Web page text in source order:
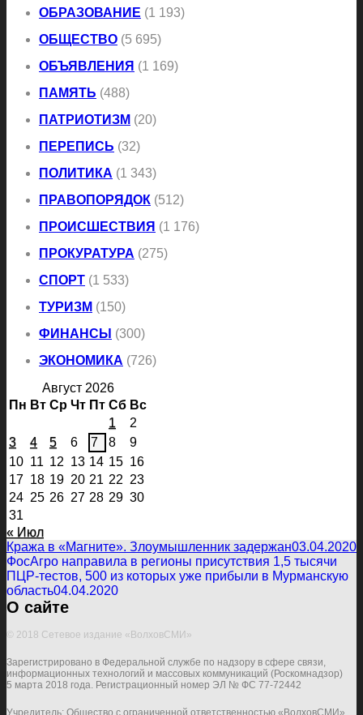
ОБРАЗОВАНИЕ (1 193)
ОБЩЕСТВО (5 695)
ОБЪЯВЛЕНИЯ (1 169)
ПАМЯТЬ (488)
ПАТРИОТИЗМ (20)
ПЕРЕПИСЬ (32)
ПОЛИТИКА (1 343)
ПРАВОПОРЯДОК (512)
ПРОИСШЕСТВИЯ (1 176)
ПРОКУРАТУРА (275)
СПОРТ (1 533)
ТУРИЗМ (150)
ФИНАНСЫ (300)
ЭКОНОМИКА (726)
Август 2026
Пн Вт Ср Чт Пт Сб Вс
1
2
3
4 5 6 7 8
9
10 11 12 13 14 15 16
17 18 19 20 21 22 23
24 25 26 27 28 29 30
31
« Июл
Кража в «Магните». Злоумышленник задержан03.04.2020
ФосАгро направила в регионы присутствия 1,5 тысячи
ПЦР-тестов, 500 из которых уже прибыли в Мурманскую
область04.04.2020
О сайте
© 2018 Сетевое издание «ВолховСМИ»
Зарегистрировано в Федеральной службе по надзору в сфере связи,
информационных технологий и массовых коммуникаций (Роскомнадзор)
5 марта 2018 года. Регистрационный номер ЭЛ № ФС 77-72442